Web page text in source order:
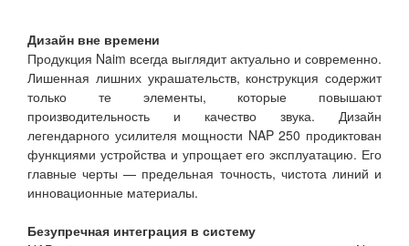
Дизайн вне времени
Продукция Naim всегда выглядит актуально и современно.
Лишенная лишних украшательств, конструкция содержит
только те элементы, которые повышают
производительность и качество звука. Дизайн
легендарного усилителя мощности NAP 250 продиктован
функциями устройства и упрощает его эксплуатацию. Его
главные черты — предельная точность, чистота линий и
инновационные материалы.
Безупречная интеграция в систему